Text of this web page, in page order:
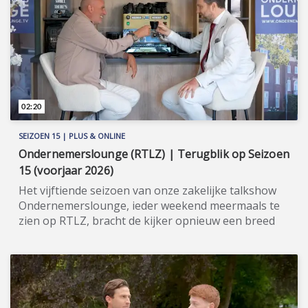
het aankopen van vastgoed in Spanje. En zo
geschiedde! Meer informatie:
www.woningadviseurs.es
(https://www.woningadviseurs.es).
SEIZOEN 15 | PLUS & ONLINE
Ondernemerslounge (RTLZ) | Terugblik op Seizoen
15 (voorjaar 2026)
Het vijftiende seizoen van onze zakelijke talkshow
Ondernemerslounge, ieder weekend meermaals te
zien op RTLZ, bracht de kijker opnieuw een breed
gebied van ondernemerschap, investeren en
genieten van het leven. Onze studio in het koetshuis
van Kasteel Hoekelum werd hierbij zoals altijd
ingericht met het statige meubilair van Jan Frantzen.
02:20